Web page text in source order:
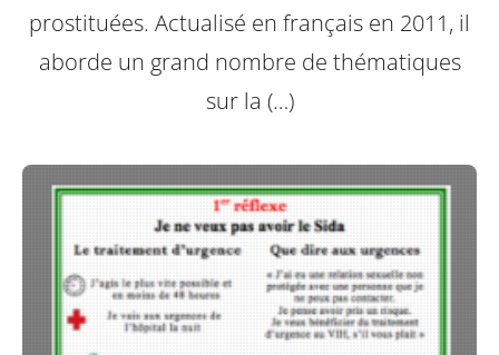
prostituées. Actualisé en français en 2011, il
aborde un grand nombre de thématiques
sur la (…)